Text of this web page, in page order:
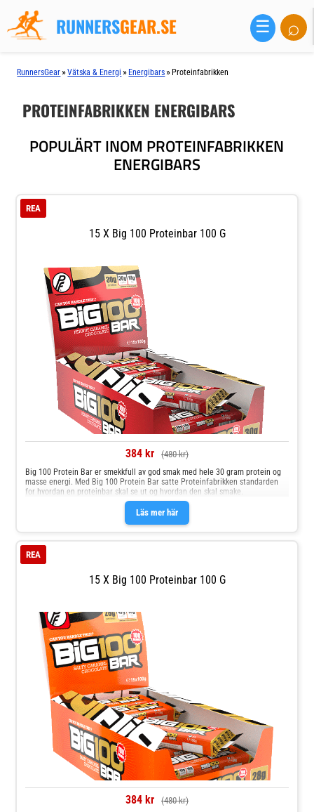
RUNNERSGEAR.SE ☰ ⌕
RunnersGear »Vätska & Energi » Energibars » Proteinfabrikken
PROTEINFABRIKKEN ENERGIBARS
POPULÄRT INOM PROTEINFABRIKKEN
ENERGIBARS
15 X Big 100 Proteinbar 100 G
REA
384 kr (480 kr)
Läs mer här
Big 100 Protein Bar er smekkfull av god smak med hele 30 gram protein og
masse energi. Med Big 100 Protein Bar satte Proteinfabrikken standarden
for hvordan en proteinbar skal se ut og hvordan den skal smake.
15 X Big 100 Proteinbar 100 G
REA
384 kr (480 kr)